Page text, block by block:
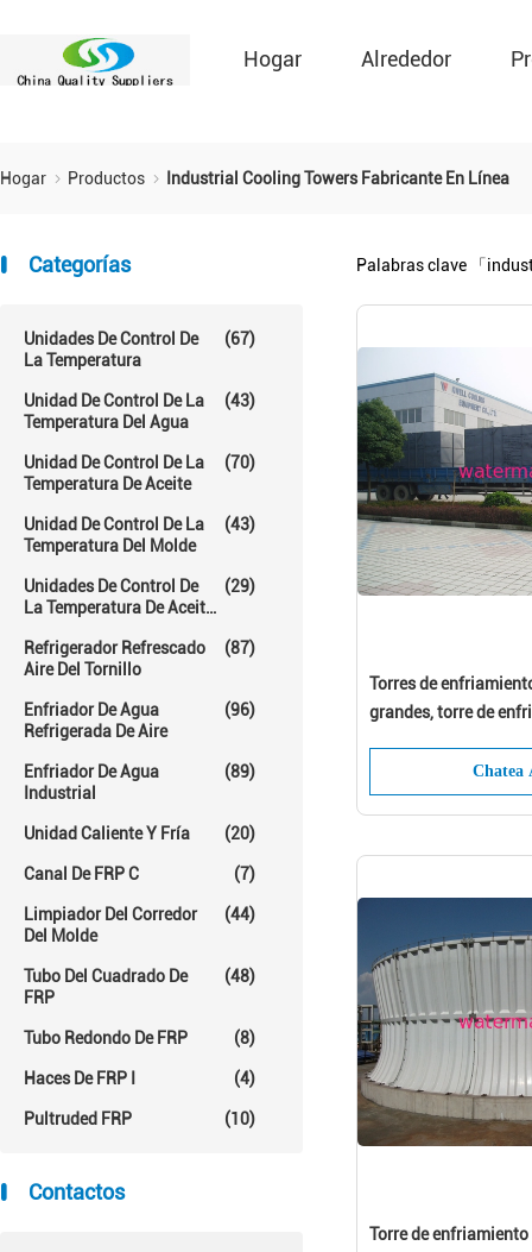
Hogar Alrededor
Hogar Productos Industrial Cooling Towers Fabricante En Línea
Categorías
Unidades De Control De
La Temperatura
(67)
Unidad De Control De La
Temperatura Del Agua
(43)
Unidad De Control De La
Temperatura De Aceite
(70)
Unidad De Control De La
Temperatura Del Molde
(43)
Unidades De Control De
La Temperatura De Aceite
(29)
Refrigerador Refrescado
Aire Del Tornillo
(87)
Enfriador De Agua
Refrigerada De Aire
(96)
Enfriador De Agua
Industrial
(89)
Unidad Caliente Y Fría (20)
Canal De FRP C (7)
Limpiador Del Corredor
Del Molde
(44)
Tubo Del Cuadrado De
FRP
(48)
Tubo Redondo De FRP (8)
Haces De FRP I (4)
Pultruded FRP (10)
Contactos
Palabras clave 「
Torres de
grandes, torre de
Chatea
Torre de